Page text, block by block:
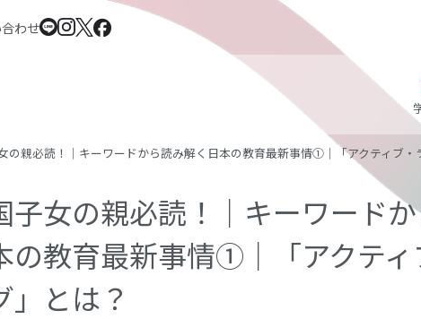
わせ
の親必読！｜キーワードから読み解く日本の教育最新事情①｜「アクティブ・
子女の親必読！｜キーワード
の教育最新事情①｜「アクテ
」とは？